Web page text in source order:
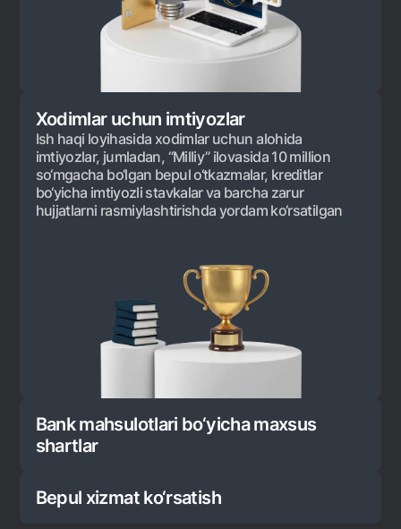
NBU’dan oltin quymalar
Kumush omonat
Premial
Sayohatchiga
UzCard/HUMO
Visa
Pul oʻtkazmalari
Valyutalar kursi
Eskrou hisobvarag‘i
Aksiyalar
Xodimlar uchun imtiyozlar
Ish haqi loyihasida xodimlar uchun alohida
imtiyozlar, jumladan, “Milliy” ilovasida 10 million
so‘mgacha bo‘lgan bepul o‘tkazmalar, kreditlar
bo‘yicha imtiyozli stavkalar va barcha zarur
hujjatlarni rasmiylashtirishda yordam ko‘rsatilgan
Bank mahsulotlari bo‘yicha maxsus
shartlar
Bepul xizmat ko‘rsatish